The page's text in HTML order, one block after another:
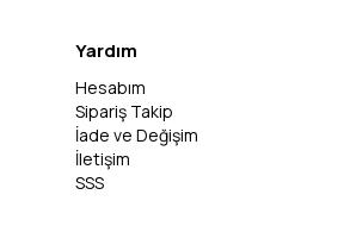
Yardım
Hesabım
Sipariş Takip
İade ve Değişim
İletişim
SSS